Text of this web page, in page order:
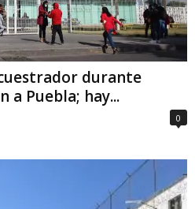
durante
a Puebla; hay...
0